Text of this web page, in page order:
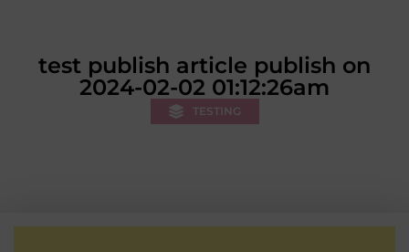
test publish article publish on
2024-02-02 01:12:26am
TESTING